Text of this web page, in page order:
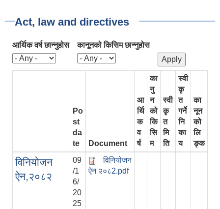
Act, law and directives
आर्थिक वर्ष छान्‍नुहोस कानूनको किसिम छान्‍नुहोस
Po
st
da
te
Document
आ
र्थि
क
व
र्ष
का
नु
न
को
कि
सि
म
स्वी
कृ
त
मि
ति
स्वी
कृ
त
गर्ने
नि
का
य
का
नून
को
लि
ङ्क
विनियोजन
ऐन,२०८२
09
/1
6/
20
25
विनियोजन
ऐन २०८2.pdf